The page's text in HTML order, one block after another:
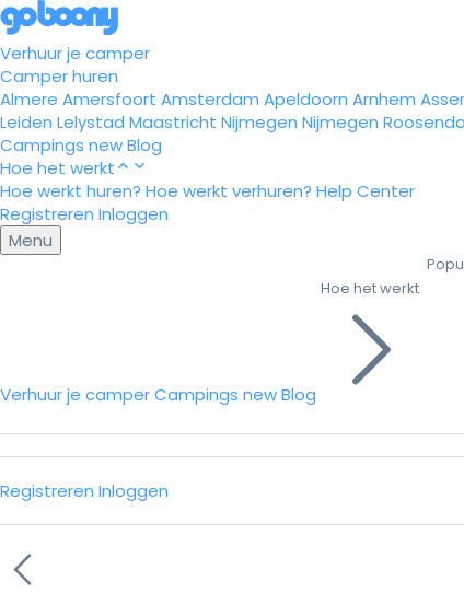
Verhuur je camper
Camper huren
Almere Amersfoort Amsterdam Apeldoorn Arnhem
Leiden Lelystad Maastricht Nijmegen Nijmegen
Campings newBlog
Hoe het werkt
Hoe werkt huren? Hoe werkt verhuren? Help Center
Registreren Inloggen
Menu
Verhuur je camperCampings newBlog
Hoe het werkt
Registreren Inloggen